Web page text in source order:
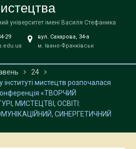
університет імені Василя Стефаника
29
вул. Сахарова, 34-а
м. Івано-Франківськ
24
мистецтв розпочалася
«ТВОРЧИЙ
МИСТЕЦТВІ, ОСВІТІ:
СИНЕРГЕТИЧНИЙ